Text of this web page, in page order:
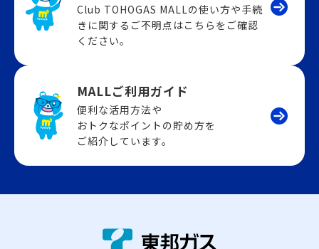
Club TOHOGAS MALLの使い方や手続
きに関するご不明点はこちらをご確認
ください。
MALLご利用ガイド
便利な活用方法や
おトクなポイントの貯め方を
ご紹介しています。